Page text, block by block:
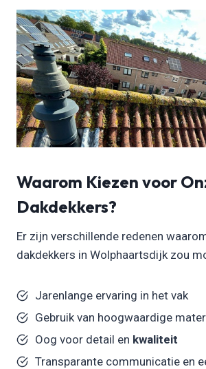
Waarom Kiezen voor
Dakdekkers?
Er zijn verschillende redenen
dakdekkers in Wolphaartsdijk zou
Jarenlange ervaring in het vak
Gebruik van hoogwaardige
Oog voor detail en kwaliteit
Transparante communicatie en